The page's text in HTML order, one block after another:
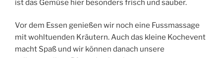
ist das Gemüse hier besonders frisch und sauber.
Vor dem Essen genießen wir noch eine Fussmassage
mit wohltuenden Kräutern. Auch das kleine Kochevent
macht Spaß und wir können danach unsere